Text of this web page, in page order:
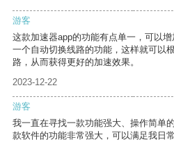
游客
这款加速器app的功能有点单一，可以
一个自动切换线路的功能，这样就可以
路，从而获得更好的加速效果。
2023-12-22
游客
我一直在寻找一款功能强大、操作简单
款软件的功能非常强大，可以满足我日